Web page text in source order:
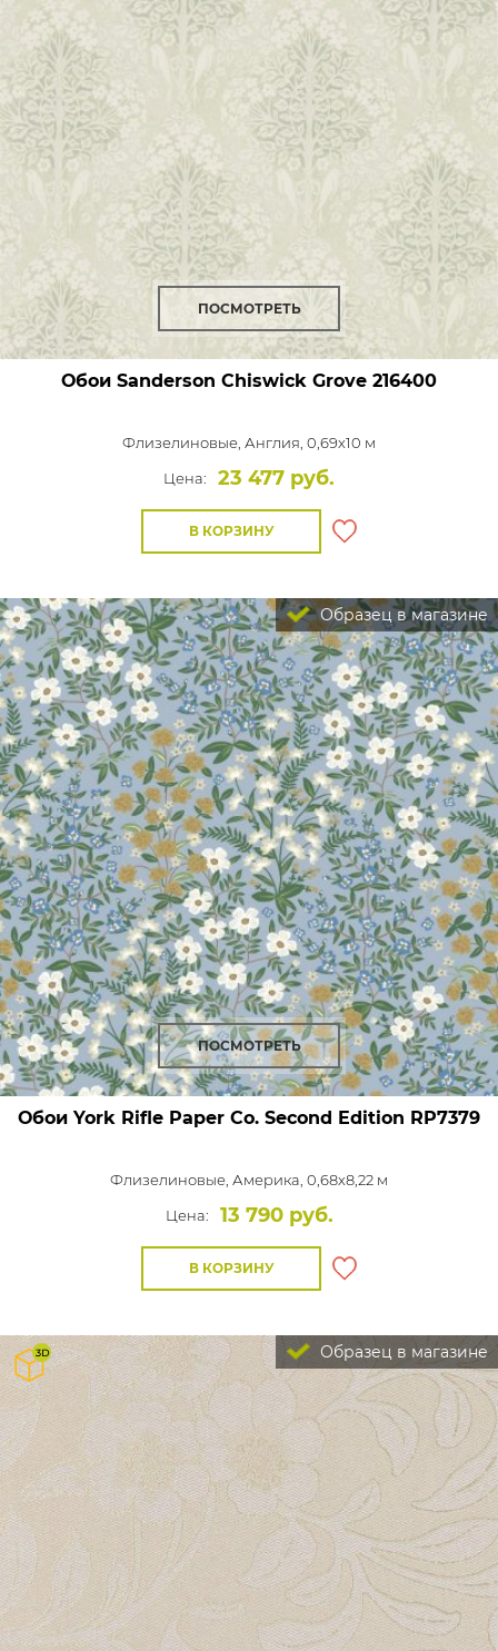
ПОСМОТРЕТЬ
Обои Sanderson Chiswick Grove 216400
Флизелиновые, Англия, 0,69x10 м
Цена:
23 477 руб.
В КОРЗИНУ
Образец в магазине
ПОСМОТРЕТЬ
Обои York Rifle Paper Co. Second Edition RP7379
Флизелиновые, Америка, 0,68x8,22 м
Цена:
13 790 руб.
В КОРЗИНУ
Образец в магазине